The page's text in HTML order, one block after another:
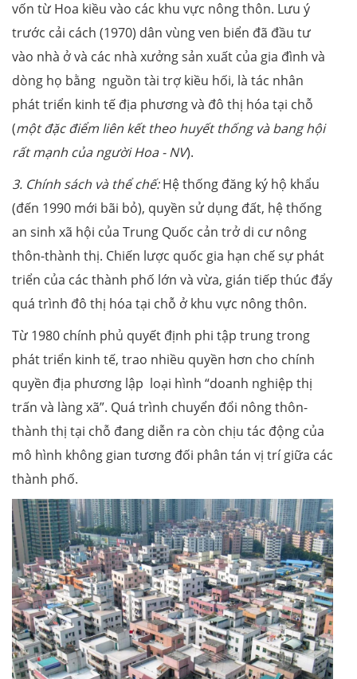
vốn từ Hoa kiều vào các khu vực nông thôn. Lưu ý
trước cải cách (1970) dân vùng ven biển đã đầu tư
vào nhà ở và các nhà xưởng sản xuất của gia đình và
dòng họ bằng nguồn tài trợ kiều hối, là tác nhân
phát triển kinh tế địa phương và đô thị hóa tại chỗ
(một đặc điểm liên kết theo huyết thống và bang hội
rất mạnh của người Hoa - NV).
3. Chính sách và thể chế:Hệ thống đăng ký hộ khẩu
(đến 1990 mới bãi bỏ), quyền sử dụng đất, hệ thống
an sinh xã hội của Trung Quốc cản trở di cư nông
thôn-thành thị. Chiến lược quốc gia hạn chế sự phát
triển của các thành phố lớn và vừa, gián tiếp thúc đẩy
quá trình đô thị hóa tại chỗ ở khu vực nông thôn.
Từ 1980 chính phủ quyết định phi tập trung trong
phát triển kinh tế, trao nhiều quyền hơn cho chính
quyền địa phương lập loại hình “doanh nghiệp thị
trấn và làng xã”. Quá trình chuyển đổi nông thôn-
thành thị tại chỗ đang diễn ra còn chịu tác động của
mô hình không gian tương đối phân tán vị trí giữa các
thành phố.